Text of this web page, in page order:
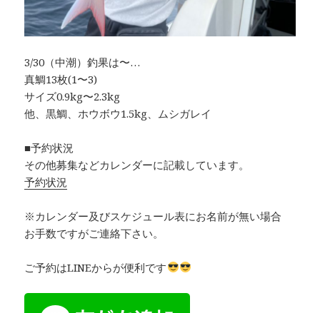
3/30（中潮）釣果は〜…
真鯛13枚(1〜3)
サイズ0.9kg〜2.3kg
他、黒鯛、ホウボウ1.5kg、ムシガレイ
■予約状況
その他募集などカレンダーに記載しています。
予約状況
※カレンダー及びスケジュール表にお名前が無い場合
お手数ですがご連絡下さい。
ご予約はLINEからが便利です